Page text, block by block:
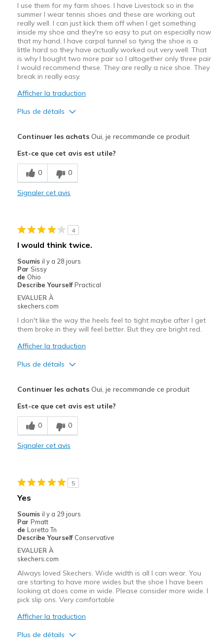
Width
Feels true to width
Sizing
Feels true to size
View On Shoes
I'm Into Shoes
I use them for my farm shoes. I have Livestock so in the
summer I wear tennis shoes and these are working out
really well. I can just kick them off when I get something
inside my shoe and they're so easy to put on especially now
that my hand, I have carpal tunnel so tying the shoe is a
little hard so they have actually worked out very well. That
is why I bought two more pair so I altogether only three pair
I would recommend these. They are really a nice shoe. They
break in really easy.
Afficher la traduction
Plus de détails
Comfortable
Durable
I have Livestock so I use these for my around th
Width
Sizing
View On Shoes
Shoes are for Wearing
Continuer les achatsOui, je recommande ce produit
Est-ce que cet avis est utile?
0 0
Signaler cet avis
4
I would think twice.
Soumis il y a 28 jours
Par Sissy
de Ohio
Describe Yourself Practical
EVALUER À
skechers.com
I don't like the way the heels feel to tight maybe after I get
them broke in they will feel better. But they are bright red.
Afficher la traduction
Plus de détails
Stylish
Le contre
Need Break In
Special Occasions
Sizing
View On Shoes
I'm Into Shoes
Continuer les achatsOui, je recommande ce produit
Est-ce que cet avis est utile?
0 0
Signaler cet avis
5
Yes
Soumis il y a 29 jours
Par Pmatt
de Loretto Tn
Describe Yourself Conservative
EVALUER À
skechers.com
Always loved Skechers. Wide width is all I can wear. You
are starting to have more wides but the shoe I have been
looking at does come in wide. Please consider more wide. I
pick slip ons. Very comfortable
Afficher la traduction
Plus de détails